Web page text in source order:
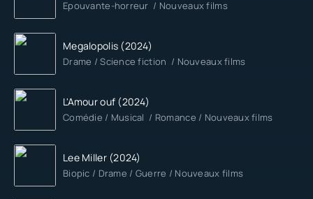
Epouvante-horreur / Nouveaux films
Megalopolis (2024)
Drame / Science fiction / Nouveaux films
L'Amour ouf (2024)
Comédie / Musical / Romance / Nouveaux films
Lee Miller (2024)
Biopic / Drame / Guerre / Nouveaux films